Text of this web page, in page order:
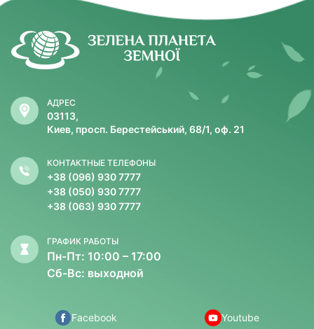
АДРЕС
03113,
Киев, просп. Берестейський, 68/1, оф. 21
КОНТАКТНЫЕ ТЕЛЕФОНЫ
+38 (096) 930 7777
+38 (050) 930 7777
+38 (063) 930 7777
ГРАФИК РАБОТЫ
Пн-Пт: 10:00 – 17:00
Сб-Вс: выходной
Facebook Youtube